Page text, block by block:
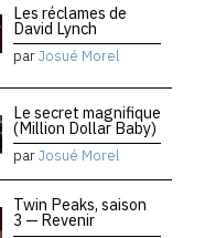
Les réclames de
David Lynch
parJosué Morel
Le secret magnifique
(Million Dollar Baby)
parJosué Morel
Twin Peaks, saison
3 — Revenir